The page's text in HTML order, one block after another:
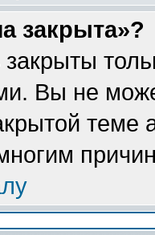
закрыта»?
Вы не
теме